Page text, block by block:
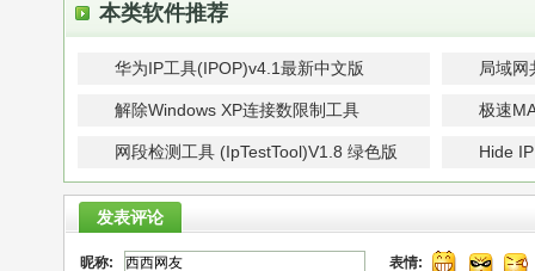
本类软件推荐
华为IP工具(IPOP)v4.1最新中文版 局域网
解除Windows XP连接数限制工具 极速
网段检测工具 (IpTestTool)V1.8 绿色版
Hide
V3.50
发表评论
昵称: 表情: